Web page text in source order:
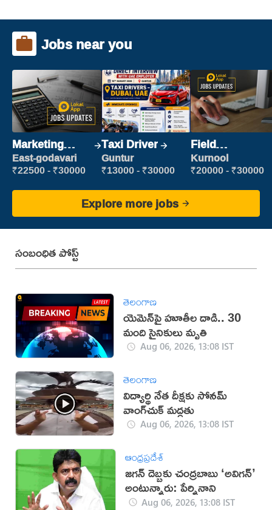
Jobs near you
Marketing
Executive
East-godavari
₹22500 - ₹30000
Taxi Driver
Guntur
₹13000 - ₹30000
Field
Marketing
Executive
Kurnool
₹20000 - ₹30000
Explore more jobs
సంబంధిత పోస్ట్
తెలంగాణ
యెమెన్‌పై హూతీల దాడి.. 30
మంది సైనికులు మృతి
Aug 06, 2026, 13:08 IST
తెలంగాణ
విద్యార్థి నేత దీక్షకు సోనమ్
వాంగ్‌చుక్ మద్దతు
Aug 06, 2026, 13:08 IST
ఆంధ్రప్రదేశ్
జగన్ దెబ్బకు చంద్రబాబు ‘అవిగన్’
అంటున్నారు: పేర్నినాని
Aug 06, 2026, 13:08 IST